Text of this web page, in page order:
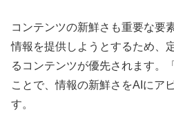
コンテンツの新鮮さも重要な要
情報を提供しようとするため、
るコンテンツが優先されます。
ことで、情報の新鮮さをAIにア
す。